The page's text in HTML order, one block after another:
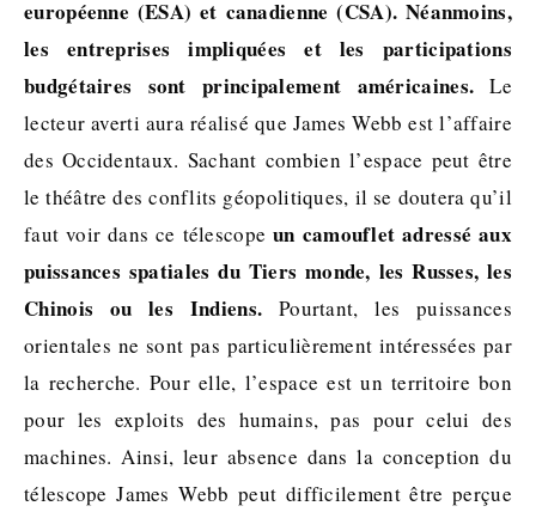
européenne (ESA) et canadienne (CSA). Néanmoins,
les entreprises impliquées et les participations
budgétaires sont principalement américaines. Le
lecteur averti aura réalisé que James Webb est l’affaire
des Occidentaux. Sachant combien l’espace peut être
le théâtre des conflits géopolitiques, il se doutera qu’il
faut voir dans ce télescopeun camouflet adressé aux
puissances spatiales du Tiers monde, les Russes, les
Chinois ou les Indiens. Pourtant, les puissances
orientales ne sont pas particulièrement intéressées par
la recherche. Pour elle, l’espace est un territoire bon
pour les exploits des humains, pas pour celui des
machines. Ainsi, leur absence dans la conception du
télescope James Webb peut difficilement être perçue